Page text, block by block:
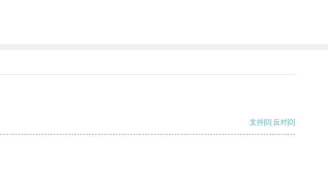
支持[0] 反对[0]